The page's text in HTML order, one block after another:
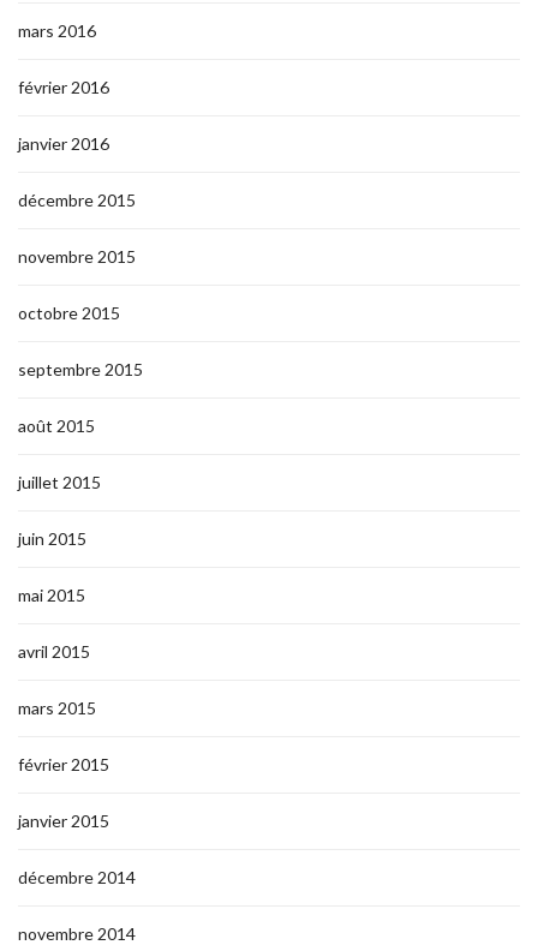
mars 2016
février 2016
janvier 2016
décembre 2015
novembre 2015
octobre 2015
septembre 2015
août 2015
juillet 2015
juin 2015
mai 2015
avril 2015
mars 2015
février 2015
janvier 2015
décembre 2014
novembre 2014